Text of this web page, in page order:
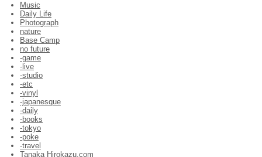
Music
Daily Life
Photograph
nature
Base Camp
no future
-game
-live
-studio
-etc
-vinyl
-japanesque
-daily
-books
-tokyo
-poke
-travel
Tanaka Hirokazu.com